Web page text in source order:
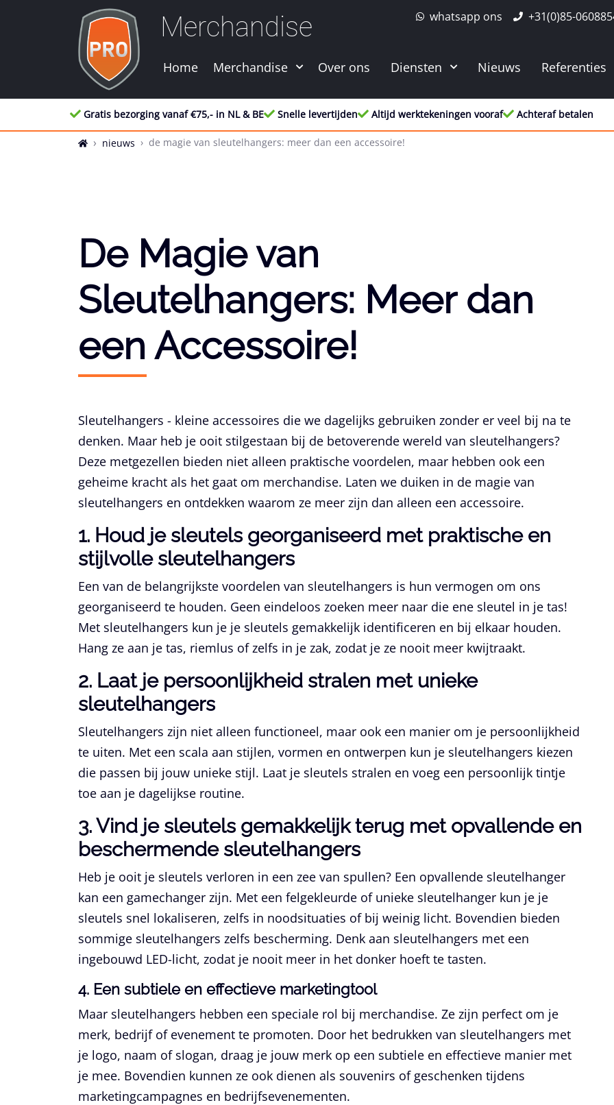
Merchandise whatsapp ons +31(0)85-
Home Merchandise Over ons Diensten Nieuws Referenties
Gratis bezorging vanaf €75,- in NL & BE Snelle levertijden Altijd werktekeningen vooraf Achteraf betalen
nieuws de magie van sleutelhangers: meer dan een accessoire!
De Magie van
Sleutelhangers: Meer dan
een Accessoire!
Sleutelhangers - kleine accessoires die we dagelijks gebruiken zonder er veel bij na te
denken. Maar heb je ooit stilgestaan bij de betoverende wereld van sleutelhangers?
Deze metgezellen bieden niet alleen praktische voordelen, maar hebben ook een
geheime kracht als het gaat om merchandise. Laten we duiken in de magie van
sleutelhangers en ontdekken waarom ze meer zijn dan alleen een accessoire.
1. Houd je sleutels georganiseerd met praktische en
stijlvolle sleutelhangers
Een van de belangrijkste voordelen van sleutelhangers is hun vermogen om ons
georganiseerd te houden. Geen eindeloos zoeken meer naar die ene sleutel in je tas!
Met sleutelhangers kun je je sleutels gemakkelijk identificeren en bij elkaar houden.
Hang ze aan je tas, riemlus of zelfs in je zak, zodat je ze nooit meer kwijtraakt.
2. Laat je persoonlijkheid stralen met unieke
sleutelhangers
Sleutelhangers zijn niet alleen functioneel, maar ook een manier om je persoonlijkheid
te uiten. Met een scala aan stijlen, vormen en ontwerpen kun je sleutelhangers kiezen
die passen bij jouw unieke stijl. Laat je sleutels stralen en voeg een persoonlijk tintje
toe aan je dagelijkse routine.
3. Vind je sleutels gemakkelijk terug met opvallende en
beschermende sleutelhangers
Heb je ooit je sleutels verloren in een zee van spullen? Een opvallende sleutelhanger
kan een gamechanger zijn. Met een felgekleurde of unieke sleutelhanger kun je je
sleutels snel lokaliseren, zelfs in noodsituaties of bij weinig licht. Bovendien bieden
sommige sleutelhangers zelfs bescherming. Denk aan sleutelhangers met een
ingebouwd LED-licht, zodat je nooit meer in het donker hoeft te tasten.
4. Een subtiele en effectieve marketingtool
Maar sleutelhangers hebben een speciale rol bij merchandise. Ze zijn perfect om je
merk, bedrijf of evenement te promoten. Door het bedrukken van sleutelhangers met
je logo, naam of slogan, draag je jouw merk op een subtiele en effectieve manier met
je mee. Bovendien kunnen ze ook dienen als souvenirs of geschenken tijdens
marketingcampagnes en bedrijfsevenementen.